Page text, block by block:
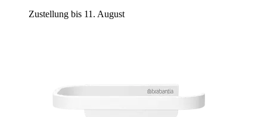
Zustellung bis 11. August